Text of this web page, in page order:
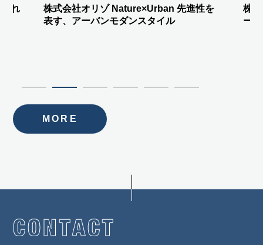
を 株式会社FREEDiVE驚きをつくる”ステ
ージエントランス”と間接照明
株
ン
MORE